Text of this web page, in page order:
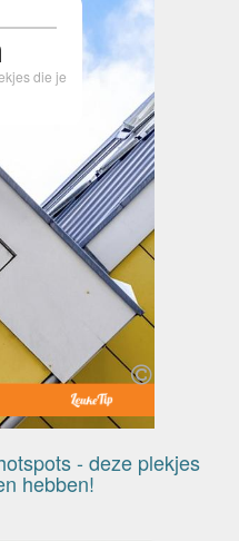
die je
- deze plekjes
hebben!